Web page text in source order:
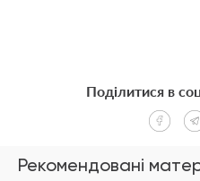
Рекомендовані
Поділитися в